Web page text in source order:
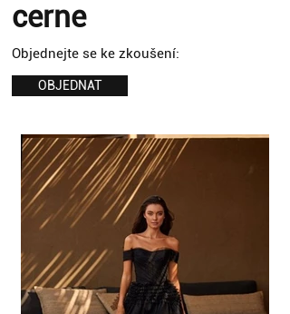
cerne
Objednejte se ke zkoušení:
OBJEDNAT